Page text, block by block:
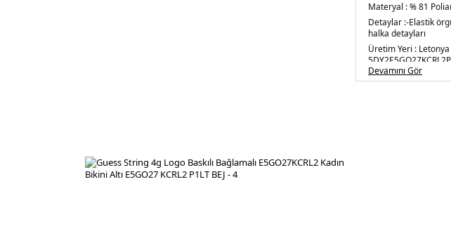
Materyal :% 81
Detaylar :-Elastik
halka detayları
Üretim Yeri : Letonya
Devamını Gör